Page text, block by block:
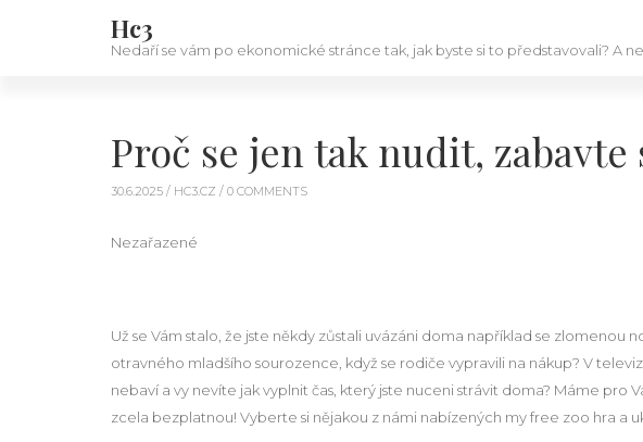
Hc3
Nedaří se vám po ekonomické stránce tak, jak byste si to představovali? A
Proč se jen tak nudit, zabavte
30.6.2025 / HC3.CZ / 0 COMMENTS
Nezařazené
Už se Vám stalo, že jste někdy zůstali uvázáni doma například se zlomenou
otravného mladšího sourozence, když se rodiče vypravili na nákup? V
nebaví a vy nevíte jak vyplnit čas, který jste nuceni strávit doma? Máme pro
zcela bezplatnou! Vyberte si nějakou z námi nabízených my free zoo hra a